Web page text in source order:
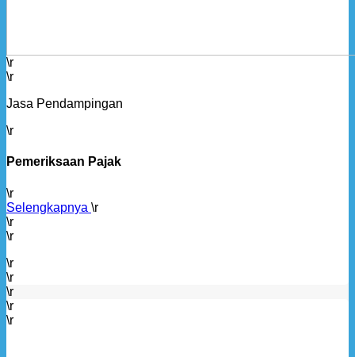
\r
\r
Jasa Pendampingan
\r
Pemeriksaan Pajak
\r
Selengkapnya \r
\r
\r
\r
\r
\r
\r
\r